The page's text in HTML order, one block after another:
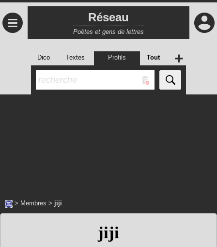
≡ Réseau
Poètes et gens de lettres
Dico Textes Profils Tout +
> Membres > jiji
jiji